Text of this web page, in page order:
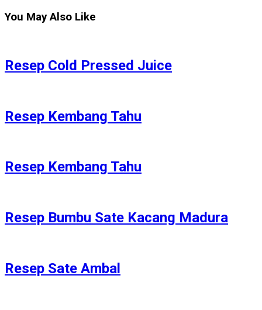
You May Also Like
Resep Cold Pressed Juice
Resep Kembang Tahu
Resep Kembang Tahu
Resep Bumbu Sate Kacang Madura
Resep Sate Ambal